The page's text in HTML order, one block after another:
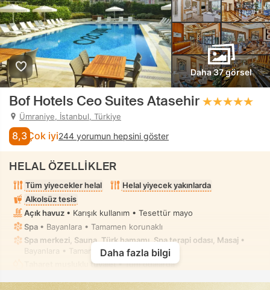
Daha 37 görsel
Bof Hotels Ceo Suites Atasehir
Ümraniye, İstanbul, Türkiye
8,3 Çok iyi244 yorumun hepsini göster
HELAL ÖZELLİKLER
Tüm yiyecekler helal
Helal yiyecek yakınlarda
Alkolsüz tesis
Açık havuz • Karışık kullanım • Tesettür mayo
Spa • Bayanlara • Tamamen korunaklı
Spa merkezi, Sauna, Türk hamamı, Spa terapi odası, Masaj •
Bayanlara • Tamamen korunaklı
Taharet musluklu tuvalet• Tüm odalarda
Daha fazla bilgi